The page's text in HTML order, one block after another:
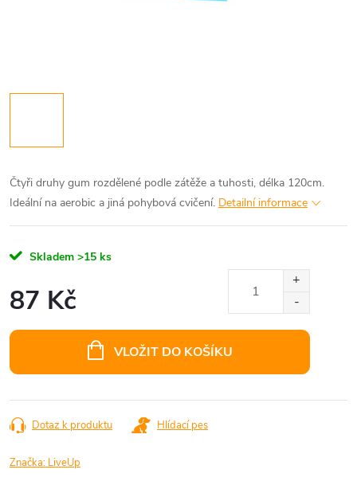
Čtyři druhy gum rozdělené podle zátěže a tuhosti, délka 120cm.
Ideální na aerobic a jiná pohybová cvičení. Detailní informace
Skladem >15 ks
87 Kč
VLOŽIT DO KOŠÍKU
Dotaz k produktu Hlídací pes
Značka: LiveUp